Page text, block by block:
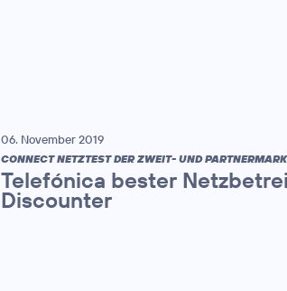
06. November 2019
CONNECT NETZTEST DER ZWEIT- UND
Telefónica bester
Discounter